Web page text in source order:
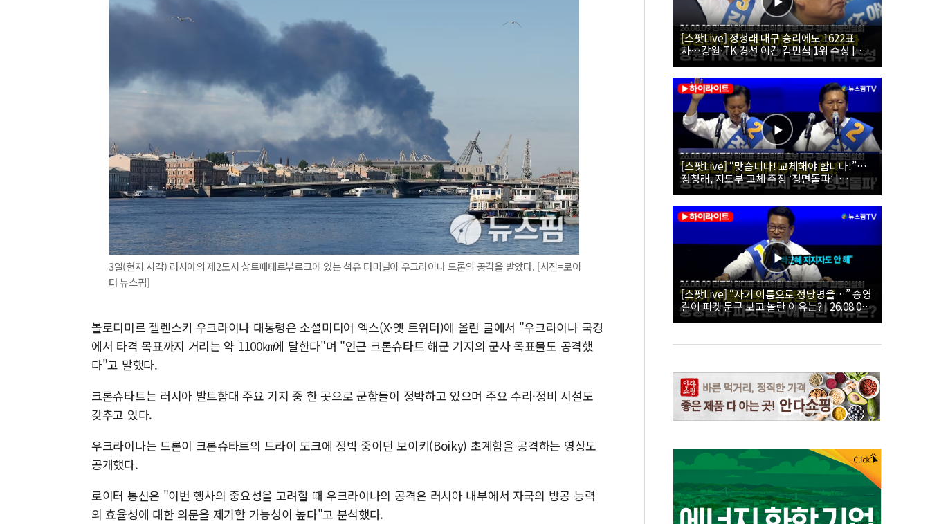
3일(현지 시각) 러시아의 제2도시 상트페테르부르크에 있는 석유 터미널이 우크라이나 드론의 공격을 받았다. [사진=로이
터 뉴스핌]
볼로디미르 젤렌스키 우크라이나 대통령은 소셜미디어 엑스(X·옛 트위터)에 올린 글에서 "우크라이나 국경
에서 타격 목표까지 거리는 약 1100㎞에 달한다"며 "인근 크론슈타트 해군 기지의 군사 목표물도 공격했
다"고 말했다.
크론슈타트는 러시아 발트함대 주요 기지 중 한 곳으로 군함들이 정박하고 있으며 주요 수리·정비 시설도
갖추고 있다.
우크라이나는 드론이 크론슈타트의 드라이 도크에 정박 중이던 보이키(Boiky) 초계함을 공격하는 영상도
공개했다.
로이터 통신은 "이번 행사의 중요성을 고려할 때 우크라이나의 공격은 러시아 내부에서 자국의 방공 능력
의 효율성에 대한 의문을 제기할 가능성이 높다"고 분석했다.
[스팟Live] 정청래 대구 승리에도 1622표
차…강원·TK 경선 이긴 김민석 1위 수성 |
26.08.09 더불어민주당 당대표·최고위원 후
보 대구·경북 합동연설회
[스팟Live] “맞습니다! 교체해야 합니다!”…
정청래, 지도부 교체 주장 ‘정면돌파’ |
26.08.09 더불어민주당 당대표·최고위원 후
보 대구·경북 합동연설회
[스팟Live] “자기 이름으로 정당명을…” 송영
길이 피켓 문구 보고 놀란 이유는? | 26.08.09
더불어민주당 당대표·최고위원 후보 대구·경